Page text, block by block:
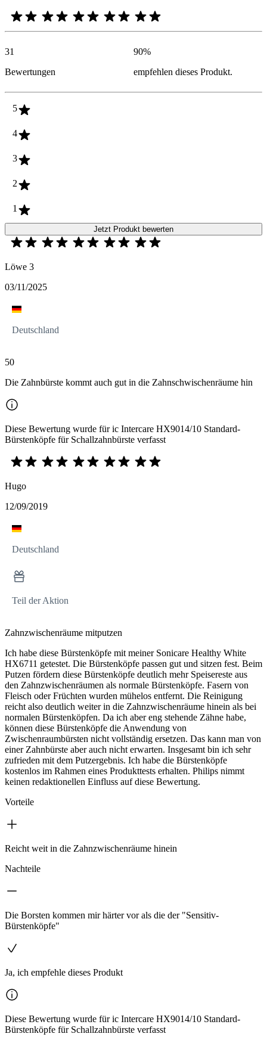
31
Bewertungen
90%
empfehlen dieses Produkt.
5
4
3
2
1
Jetzt Produkt bewerten
Löwe 3
03/11/2025
Deutschland
50
Die Zahnbürste kommt auch gut in die Zahnschwischenräume hin
Diese Bewertung wurde für ic Intercare HX9014/10 Standard-
Bürstenköpfe für Schallzahnbürste verfasst
Hugo
12/09/2019
Deutschland
Teil der Aktion
Zahnzwischenräume mitputzen
Ich habe diese Bürstenköpfe mit meiner Sonicare Healthy White
HX6711 getestet. Die Bürstenköpfe passen gut und sitzen fest. Beim
Putzen fördern diese Bürstenköpfe deutlich mehr Speisereste aus
den Zahnzwischenräumen als normale Bürstenköpfe. Fasern von
Fleisch oder Früchten wurden mühelos entfernt. Die Reinigung
reicht also deutlich weiter in die Zahnzwischenräume hinein als bei
normalen Bürstenköpfen. Da ich aber eng stehende Zähne habe,
können diese Bürstenköpfe die Anwendung von
Zwischenraumbürsten nicht vollständig ersetzen. Das kann man von
einer Zahnbürste aber auch nicht erwarten. Insgesamt bin ich sehr
zufrieden mit dem Putzergebnis. Ich habe die Bürstenköpfe
kostenlos im Rahmen eines Produkttests erhalten. Philips nimmt
keinen redaktionellen Einfluss auf diese Bewertung.
Vorteile
Reicht weit in die Zahnzwischenräume hinein
Nachteile
Die Borsten kommen mir härter vor als die der "Sensitiv-
Bürstenköpfe"
Ja, ich empfehle dieses Produkt
Diese Bewertung wurde für ic Intercare HX9014/10 Standard-
Bürstenköpfe für Schallzahnbürste verfasst